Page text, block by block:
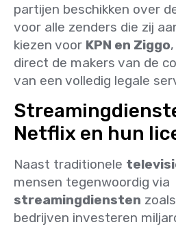
partijen beschikken over
voor alle zenders die zij
kiezen voor KPN en Ziggo
direct de makers van de
van een volledig legale
Netflix en hun
Naast traditionele
mensen tegenwoordig via
streamingdiensten zoals
bedrijven investeren